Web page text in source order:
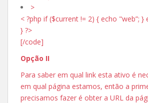
>
< ?php if ($current != 2) { echo "web”; }
} ?>
[/code]
Opção II
Para saber em qual link esta ativo é
em qual página estamos, então a
precisamos fazer é obter a URL da